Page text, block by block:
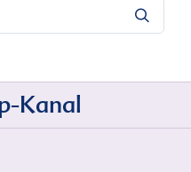
Kanal